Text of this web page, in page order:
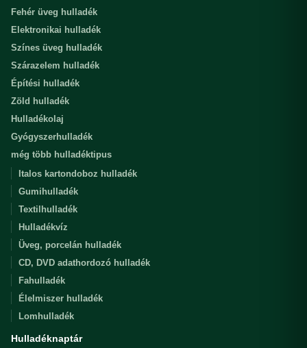
Fehér üveg hulladék
Elektronikai hulladék
Színes üveg hulladék
Szárazelem hulladék
Építési hulladék
Zöld hulladék
Hulladékolaj
Gyógyszerhulladék
még több hulladéktipus
Italos kartondoboz hulladék
Gumihulladék
Textilhulladék
Hulladékvíz
Üveg, porcelán hulladék
CD, DVD adathordozó hulladék
Fahulladék
Élelmiszer hulladék
Lomhulladék
Hulladéknaptár